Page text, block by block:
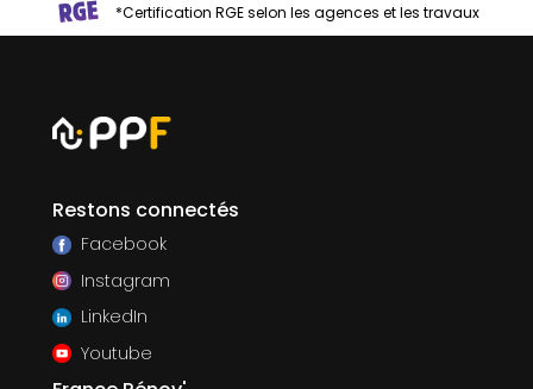
*Certification RGE selon les agences et les travaux
Restons connectés
Facebook
Instagram
LinkedIn
Youtube